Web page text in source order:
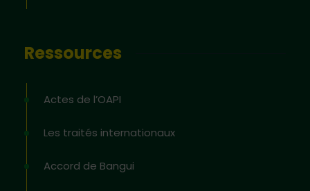
Ressources
Actes de l’OAPI
Les traités internationaux
Accord de Bangui